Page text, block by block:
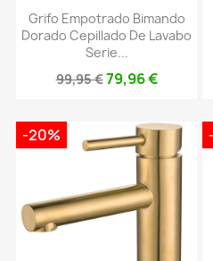
Grifo Empotrado Bimando
Dorado Cepillado De Lavabo
Serie...
99,95 €79,96 €
-20%